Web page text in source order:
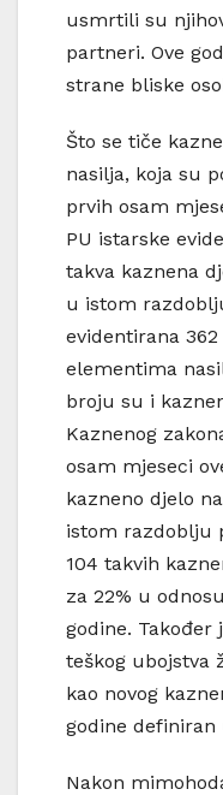
usmrtili su
partneri. Ove
strane bliske
Što se tiče
nasilja, koja su
prvih osam
PU istarske
takva kaznena
u istom
evidentirana
elementima
broju su i
Kaznenog
osam mjeseci
kazneno djelo
istom razdoblju
104 takvih
za 22% u
godine. Također
teškog ubojstva
kao novog
godine definiran
Nakon